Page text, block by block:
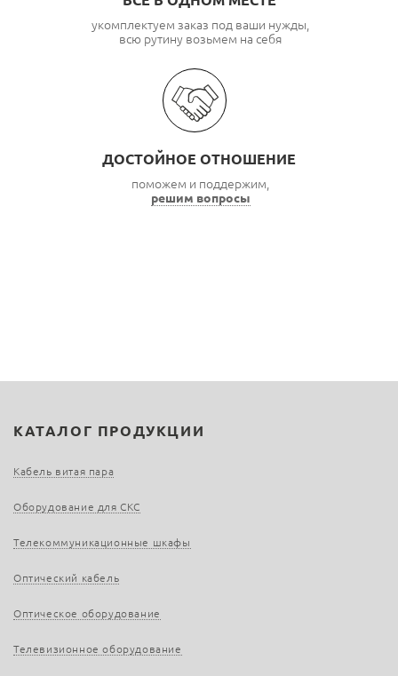
укомплектуем заказ под ваши нужды,
всю рутину возьмем на себя
ДОСТОЙНОЕ ОТНОШЕНИЕ
поможем и поддержим,
решим вопросы
КАТАЛОГ ПРОДУКЦИИ
Кабель витая пара
Оборудование для СКС
Телекоммуникационные шкафы
Оптический кабель
Оптическое оборудование
Телевизионное оборудование